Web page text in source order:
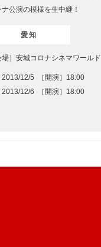
公演の模様を生中継！
愛知
場］安城コロナシネマワールド
2013/12/5 ［開演］18:00
2013/12/6 ［開演］18:00